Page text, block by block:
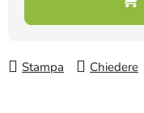
Stampa Chiedere